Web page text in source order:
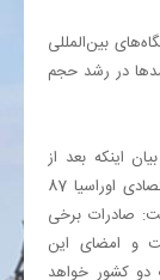
بین‌المللی
در رشد حجم
اینکه بعد از
امضای موافقتنامه تجارت آزاد بین ایران و اتحادیه اقتصادی اوراسیا 87
صادرات برخی
و امضای این
دو کشور خواهد